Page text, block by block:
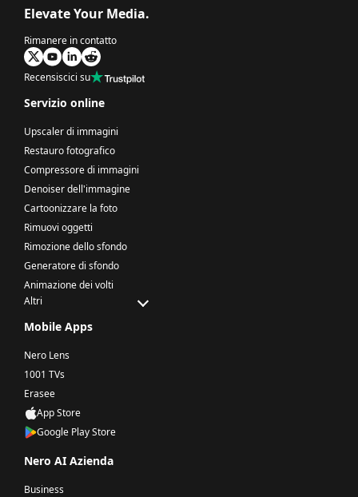
Elevate Your Media.
Rimanere in contatto
Recensiscici su
Servizio online
Upscaler di immagini
Restauro fotografico
Compressore di immagini
Denoiser dell'immagine
Cartoonizzare la foto
Rimuovi oggetti
Rimozione dello sfondo
Generatore di sfondo
Animazione dei volti
Altri
Mobile Apps
Nero Lens
1001 TVs
Erasee
App Store
Google Play Store
Nero AI Azienda
Business